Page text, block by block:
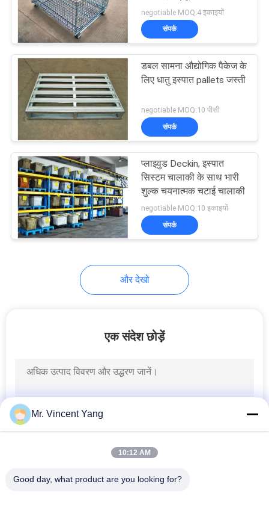
औद्योगिक मेजेनाइन मंजिलों
उपकरण सीने कैबिनेट
औद्योगिक
वायर मेष फूस केज
15
negotiable MOQ:4 इकाइयों
संपर्क
डबल सामना औद्योगिक पैकेज के
लिए धातु इस्पात pallets जस्ती
negotiable MOQ:10 पीसी
संपर्क
प्लाइवुड Deckin, इस्पात
सिस्टम चालाकी के साथ भारी
शुल्क चयनात्मक चटाई चालाकी
negotiable MOQ:10 इकाइयों
संपर्क
और देखो
एक संदेश छोड़ें
Mr. Vincent Yang
10:12 AM
Good day, what product are you looking for?